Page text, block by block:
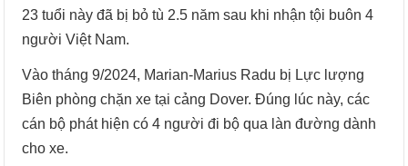
23 tuổi này đã bị bỏ tù 2.5 năm sau khi nhận tội buôn 4
người Việt Nam.
Vào tháng 9/2024, Marian-Marius Radu bị Lực lượng
Biên phòng chặn xe tại cảng Dover. Đúng lúc này, các
cán bộ phát hiện có 4 người đi bộ qua làn đường dành
cho xe.